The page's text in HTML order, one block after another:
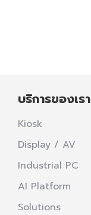
บริการของเรา
Kiosk
Display / AV
Industrial PC
AI Platform
Solutions